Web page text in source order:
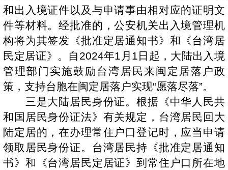
和出入境证件以及与申请事由相对应的证明文
件等材料。经批准的，公安机关出入境管理机
构将为其签发《批准定居通知书》和《台湾居
民定居证》。自2024年1月1日起，大陆出入境
管理部门实施鼓励台湾居民来闽定居落户政
策，支持台胞在闽定居落户实现“愿落尽落”。
三是大陆居民身份证。根据《中华人民共
和国居民身份证法》有关规定，台湾居民回大
陆定居的，在办理常住户口登记时，应当申请
领取居民身份证。台湾居民持《批准定居通知
书》和《台湾居民定居证》到常住户口所在地